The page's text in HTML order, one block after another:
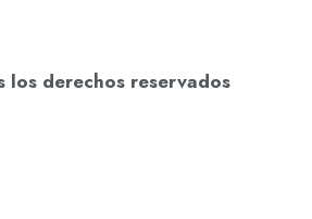
los derechos reservados